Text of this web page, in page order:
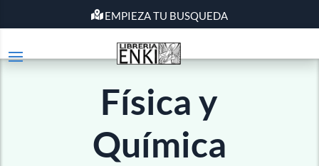
EMPIEZA TU BUSQUEDA
Física y
Química